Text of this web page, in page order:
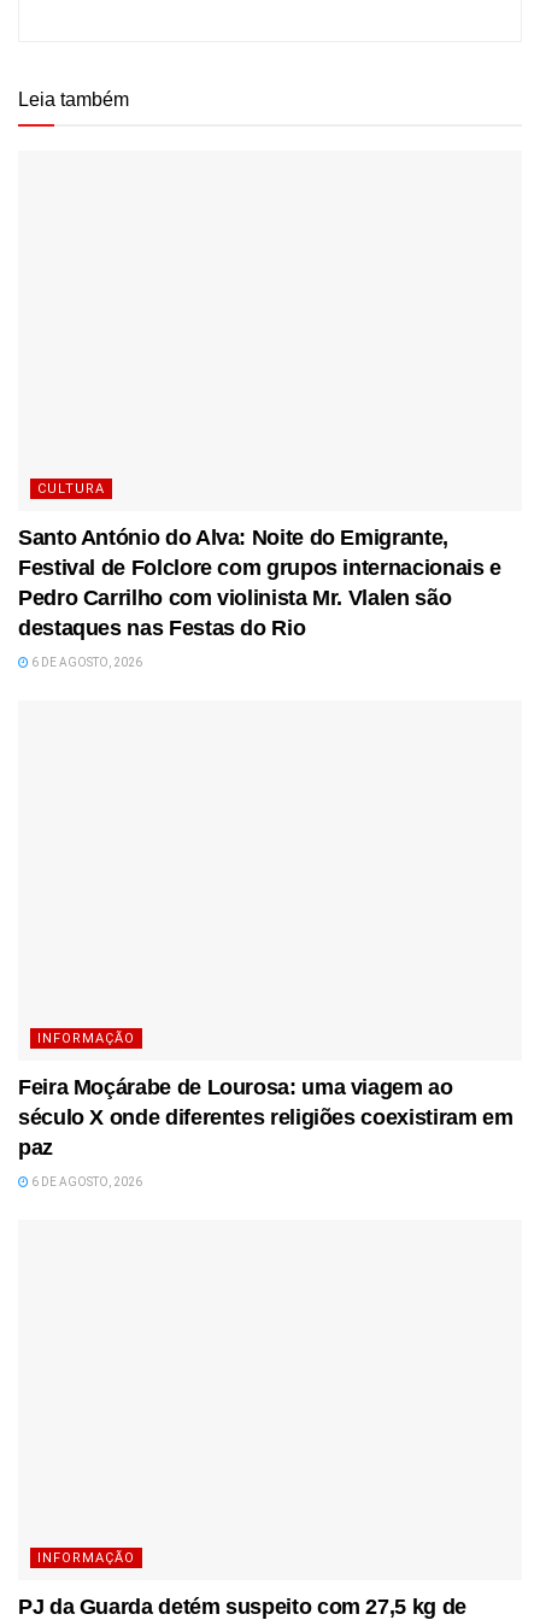
Leia também
CULTURA
Santo António do Alva: Noite do Emigrante,
Festival de Folclore com grupos internacionais e
Pedro Carrilho com violinista Mr. Vlalen são
destaques nas Festas do Rio
6 DE AGOSTO, 2026
INFORMAÇÃO
Feira Moçárabe de Lourosa: uma viagem ao
século X onde diferentes religiões coexistiram em
paz
6 DE AGOSTO, 2026
INFORMAÇÃO
PJ da Guarda detém suspeito com 27,5 kg de